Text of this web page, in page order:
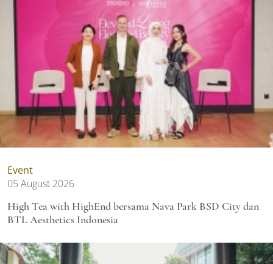
Event
05 August 2026
High Tea with HighEnd bersama Nava Park BSD City dan
BTL Aesthetics Indonesia